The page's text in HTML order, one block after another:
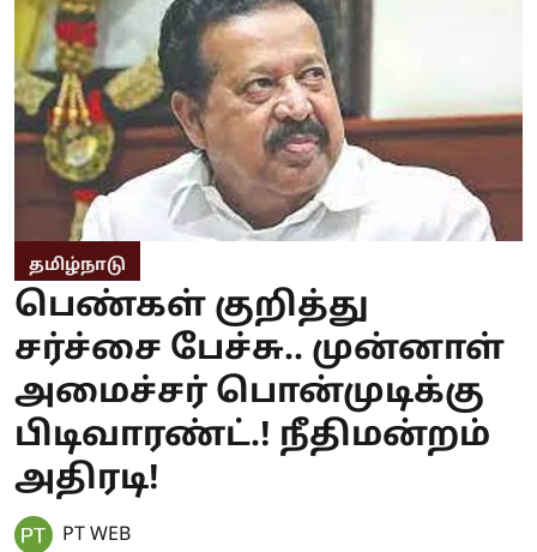
தமிழ்நாடு
பெண்கள் குறித்து
சர்ச்சை பேச்சு.. முன்னாள்
அமைச்சர் பொன்முடிக்கு
பிடிவாரண்ட்.! நீதிமன்றம்
அதிரடி!
PT WEB